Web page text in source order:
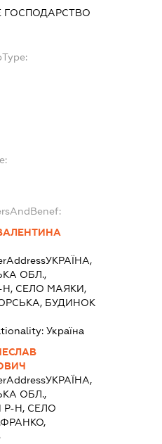
ГОСПОДАРСТВО
УКРАЇНА,
ОБЛ.,
СЕЛО МАЯКИ,
БУДИНОК
Україна
УКРАЇНА,
ОБЛ.,
Р-Н, СЕЛО